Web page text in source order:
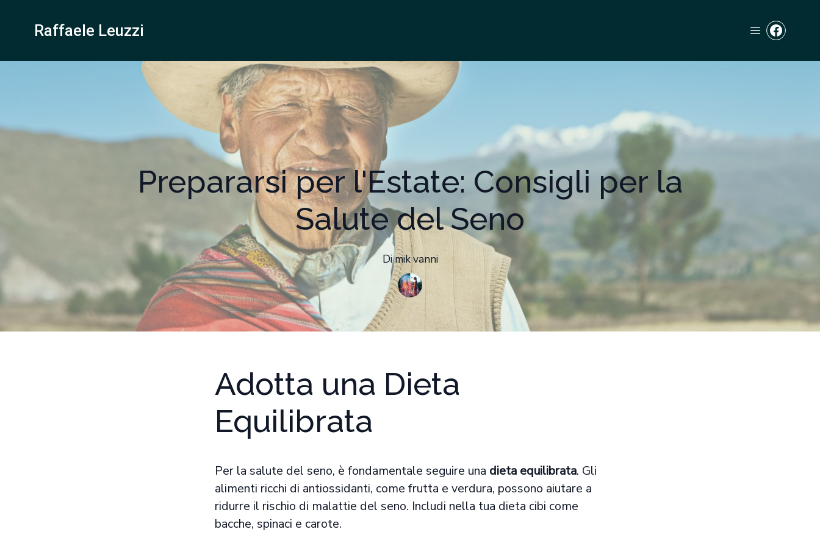
Raffaele Leuzzi
Prepararsi per l'Estate: Consigli per la
Salute del Seno
Dimikvanni
Adotta una Dieta
Equilibrata
Per la salute del seno, è fondamentale seguire una dieta equilibrata. Gli
alimenti ricchi di antiossidanti, come frutta e verdura, possono aiutare a
ridurre il rischio di malattie del seno. Includi nella tua dieta cibi come
bacche, spinaci e carote.